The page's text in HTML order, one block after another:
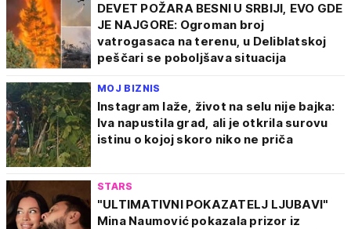
DEVET POŽARA BESNI U SRBIJI, EVO GDE
JE NAJGORE: Ogroman broj
vatrogasaca na terenu, u Deliblatskoj
peščari se poboljšava situacija
MOJ BIZNIS
Instagram laže, život na selu nije bajka:
Iva napustila grad, ali je otkrila surovu
istinu o kojoj skoro niko ne priča
STARS
"ULTIMATIVNI POKAZATELJ LJUBAVI"
Mina Naumović pokazala prizor iz